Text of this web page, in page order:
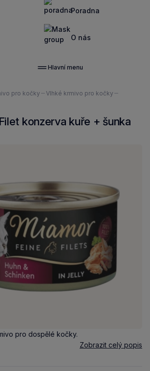
Poradna
O nás
Hlavní menu
pro kočky
Vlhké krmivo pro kočky
konzerva kuře + šunka
pro dospělé kočky.
Zobrazit celý popis